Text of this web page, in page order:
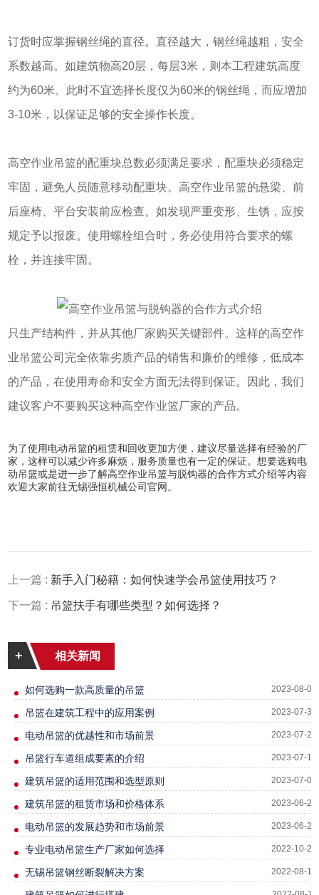
订货时应掌握钢丝绳的直径。直径越大，钢丝绳越粗，安全
系数越高。如建筑物高20层，每层3米，则本工程建筑高度
约为60米。此时不宜选择长度仅为60米的钢丝绳，而应增加
3-10米，以保证足够的安全操作长度。
高空作业吊篮的配重块总数必须满足要求，配重块必须稳定
牢固，避免人员随意移动配重块。高空作业吊篮的悬梁、前
后座椅、平台安装前应检查。如发现严重变形、生锈，应按
规定予以报废。使用螺栓组合时，务必使用符合要求的螺
栓，并连接牢固。
只生产结构件，并从其他厂家购买关键部件。这样的高空作
业吊篮公司完全依靠劣质产品的销售和廉价的维修，低成本
的产品，在使用寿命和安全方面无法得到保证。因此，我们
建议客户不要购买这种高空作业篮厂家的产品。
为了使用电动吊篮的租赁和回收更加方便，建议尽量选择有经验的厂
家，这样可以减少许多麻烦，服务质量也有一定的保证。想要选购电
动吊篮或是进一步了解高空作业吊篮与脱钩器的合作方式介绍等内容
欢迎大家前往无锡强恒机械公司官网。
上一篇 : 新手入门秘籍：如何快速学会吊篮使用技巧？
下一篇 : 吊篮扶手有哪些类型？如何选择？
+ 相关新闻
如何选购一款高质量的吊篮 2023-08-01
吊篮在建筑工程中的应用案例 2023-07-31
电动吊篮的优越性和市场前景 2023-07-27
吊篮行车道组成要素的介绍 2023-07-19
建筑吊篮的适用范围和选型原则 2023-07-08
建筑吊篮的租赁市场和价格体系 2023-06-28
电动吊篮的发展趋势和市场前景 2023-06-24
专业电动吊篮生产厂家如何选择 2022-10-26
无锡吊篮钢丝断裂解决方案 2022-08-13